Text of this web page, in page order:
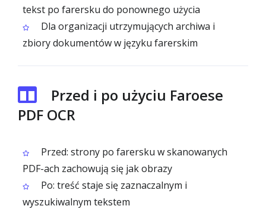
tekst po farersku do ponownego użycia
Dla organizacji utrzymujących archiwa i
zbiory dokumentów w języku farerskim
Przed i po użyciu Faroese
PDF OCR
Przed: strony po farersku w skanowanych
PDF-ach zachowują się jak obrazy
Po: treść staje się zaznaczalnym i
wyszukiwalnym tekstem